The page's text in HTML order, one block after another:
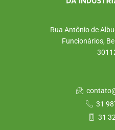
Rua Antônio de
Funcionários,
31
31